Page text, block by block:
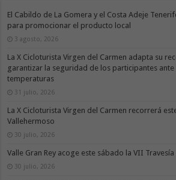
El Cabildo de La Gomera y el Costa Adeje
para promocionar el producto local
3 agosto, 2026
La X Cicloturista Virgen del Carmen adapta su
garantizar la seguridad de los participantes
temperaturas
31 julio, 2026
La X Cicloturista Virgen del Carmen recorrerá
Vallehermoso
30 julio, 2026
Valle Gran Rey acoge este sábado la VII
30 julio, 2026